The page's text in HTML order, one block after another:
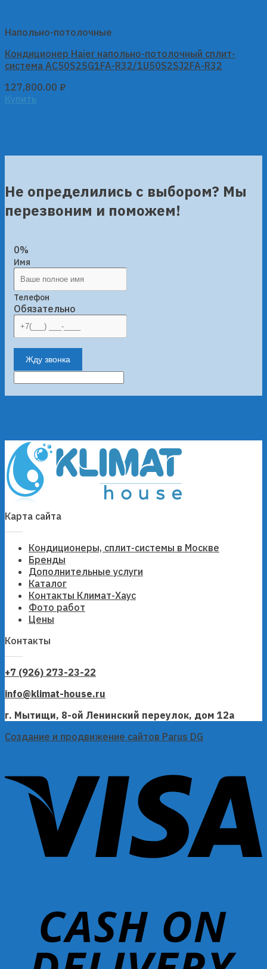
Напольно-потолочные
Кондиционер Haier напольно-потолочный сплит-
система AC50S2SG1FA-R32/1U50S2SJ2FA-R32
127,800.00 ₽
Купить
Не определились с выбором? Мы
перезвоним и поможем!
0%
Имя
Телефон
Обязательно
Жду звонка
Карта сайта
Кондиционеры, сплит-системы в Москве
Бренды
Дополнительные услуги
Каталог
Контакты Климат-Хаус
Фото работ
Цены
Контакты
+7 (926) 273-23-22
info@klimat-house.ru
г. Мытищи, 8-ой Ленинский переулок, дом 12а
Создание и продвижение сайтов Parus DG